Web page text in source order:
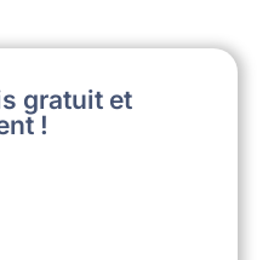
gratuit et
!